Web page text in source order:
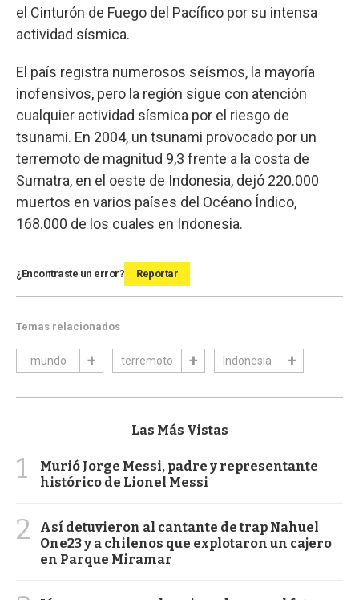
el Cinturón de Fuego del Pacífico por su intensa
actividad sísmica.
El país registra numerosos seísmos, la mayoría
inofensivos, pero la región sigue con atención
cualquier actividad sísmica por el riesgo de
tsunami. En 2004, un tsunami provocado por un
terremoto de magnitud 9,3 frente a la costa de
Sumatra, en el oeste de Indonesia, dejó 220.000
muertos en varios países del Océano Índico,
168.000 de los cuales en Indonesia.
¿Encontraste un error? Reportar
Temas relacionados
mundo terremoto Indonesia
Las Más Vistas
1
Murió Jorge Messi, padre y representante
histórico de Lionel Messi
2
Así detuvieron al cantante de trap Nahuel
One23 y a chilenos que explotaron un cajero
en Parque Miramar